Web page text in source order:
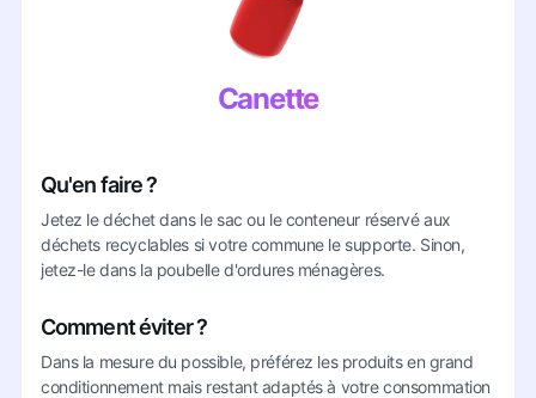
Canette
Qu'en faire ?
Jetez le déchet dans le sac ou le conteneur réservé aux
déchets recyclables si votre commune le supporte. Sinon,
jetez-le dans la poubelle d'ordures ménagères.
Comment éviter ?
Dans la mesure du possible, préférez les produits en grand
conditionnement mais restant adaptés à votre consommation